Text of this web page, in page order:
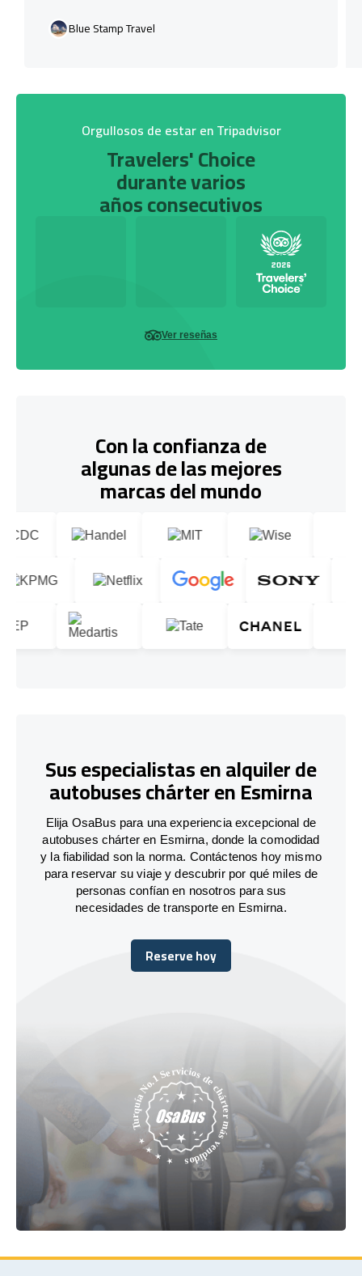
Blue Stamp Travel
Orgullosos de estar en Tripadvisor
Travelers' Choice
durante varios
años consecutivos
Ver reseñas
Con la confianza de
algunas de las mejores
marcas del mundo
Sus especialistas en alquiler de
autobuses chárter en Esmirna
Elija OsaBus para una experiencia excepcional de
autobuses chárter en Esmirna, donde la comodidad
y la fiabilidad son la norma. Contáctenos hoy mismo
para reservar su viaje y descubrir por qué miles de
personas confían en nosotros para sus
necesidades de transporte en Esmirna.
Reserve hoy
Reserve hoy